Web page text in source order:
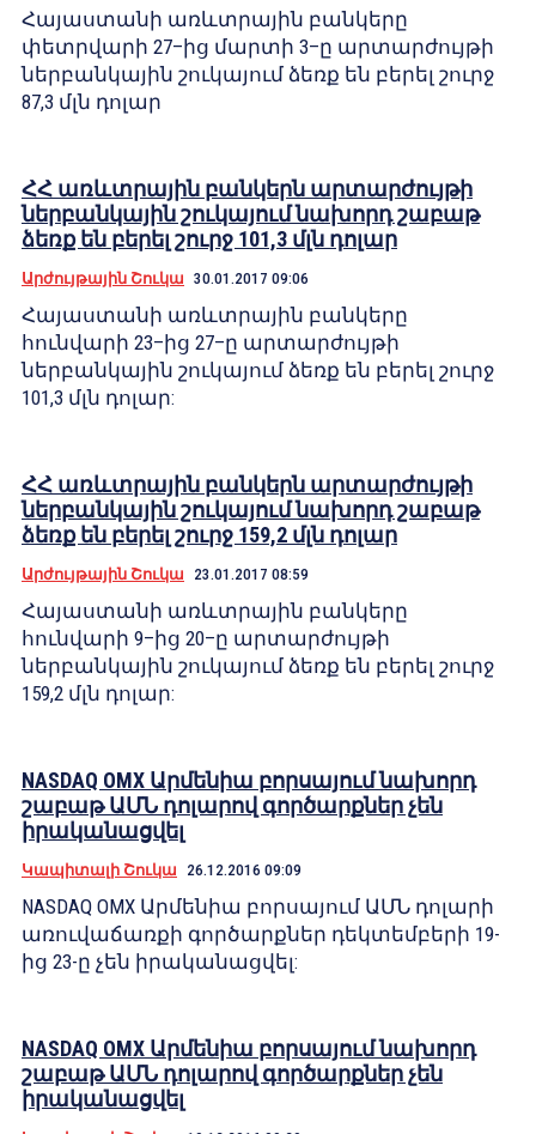
Հայաստանի առևտրային բանկերը
փետրվարի 27–ից մարտի 3–ը արտարժույթի
ներբանկային շուկայում ձեռք են բերել շուրջ
87,3 մլն դոլար
ՀՀ առևտրային բանկերն արտարժույթի
ներբանկային շուկայում նախորդ շաբաթ
ձեռք են բերել շուրջ 101,3 մլն դոլար
Արժույթային Շուկա 30.01.2017 09:06
Հայաստանի առևտրային բանկերը
հունվարի 23–ից 27–ը արտարժույթի
ներբանկային շուկայում ձեռք են բերել շուրջ
101,3 մլն դոլար:
ՀՀ առևտրային բանկերն արտարժույթի
ներբանկային շուկայում նախորդ շաբաթ
ձեռք են բերել շուրջ 159,2 մլն դոլար
Արժույթային Շուկա 23.01.2017 08:59
Հայաստանի առևտրային բանկերը
հունվարի 9–ից 20–ը արտարժույթի
ներբանկային շուկայում ձեռք են բերել շուրջ
159,2 մլն դոլար:
NASDAQ OMX Արմենիա բորսայում նախորդ
շաբաթ ԱՄՆ դոլարով գործարքներ չեն
իրականացվել
Կապիտալի Շուկա 26.12.2016 09:09
NASDAQ OMX Արմենիա բորսայում ԱՄՆ դոլարի
առուվաճառքի գործարքներ դեկտեմբերի 19-
ից 23-ը չեն իրականացվել:
NASDAQ OMX Արմենիա բորսայում նախորդ
շաբաթ ԱՄՆ դոլարով գործարքներ չեն
իրականացվել